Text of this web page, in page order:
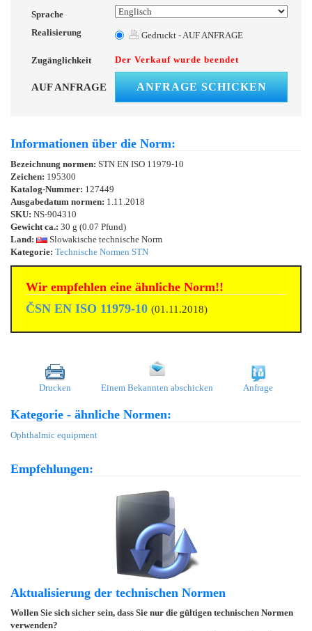
Sprache
Realisierung
Gedruckt - AUF ANFRAGE
Zugänglichkeit Der Verkauf wurde beendet
AUF ANFRAGE ANFRAGE SCHICKEN
Informationen über die Norm:
Bezeichnung normen: STN EN ISO 11979-10
Zeichen: 195300
Katalog-Nummer: 127449
Ausgabedatum normen: 1.11.2018
SKU: NS-904310
Gewicht ca.: 30 g (0.07 Pfund)
Land:
Slowakische technische Norm
Kategorie: Technische Normen STN
Wir empfehlen eine ähnliche Norm!!
ČSN EN ISO 11979-10 (01.11.2018)
Drucken Einem Bekannten abschicken Anfrage
Kategorie - ähnliche Normen:
Ophthalmic equipment
Empfehlungen:
Aktualisierung der technischen Normen
Wollen Sie sich sicher sein, dass Sie nur die gültigen technischen Normen
verwenden?